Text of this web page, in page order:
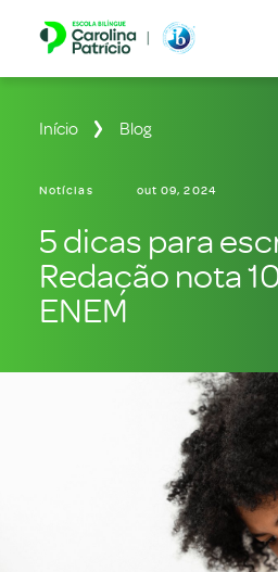
Início Blog
Notícias out 09, 2024
5 dicas para
Redação nota
ENEM